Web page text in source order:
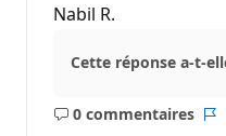
Nabil R.
Cette réponse a-t-
0 commentaires
Aucun